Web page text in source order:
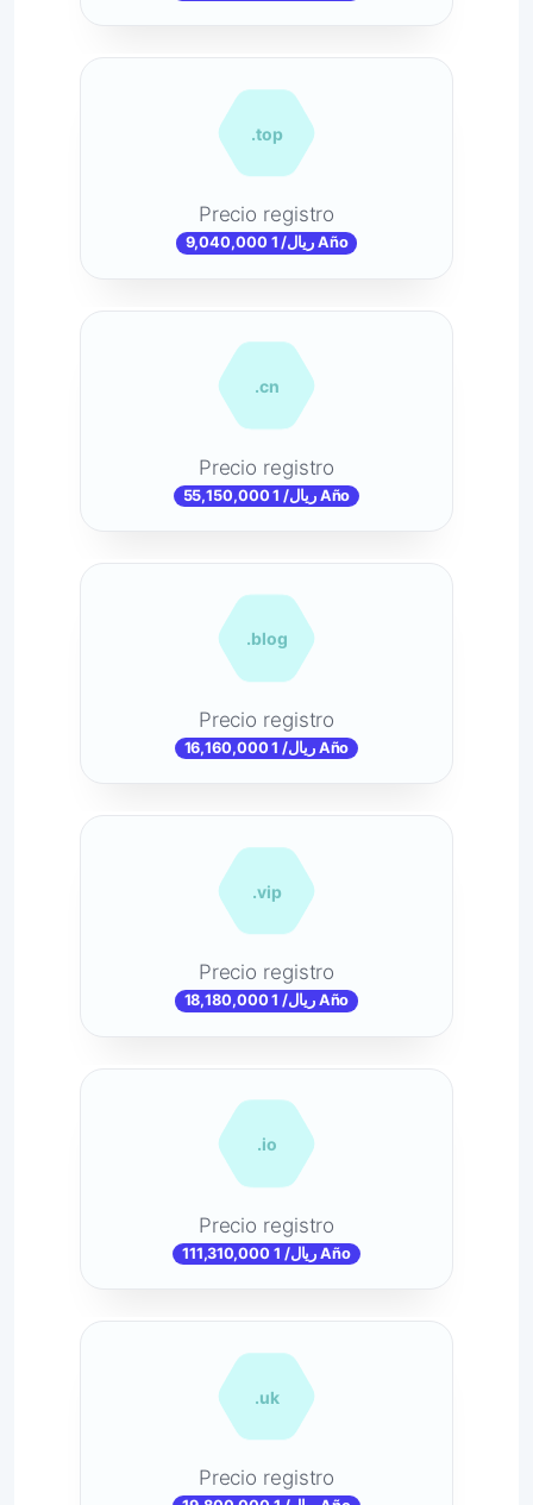
.top
Precio registro
9,040,000 ریال/ 1 Año
.cn
Precio registro
55,150,000 ریال/ 1 Año
.blog
Precio registro
16,160,000 ریال/ 1 Año
.vip
Precio registro
18,180,000 ریال/ 1 Año
.io
Precio registro
111,310,000 ریال/ 1 Año
.uk
Precio registro